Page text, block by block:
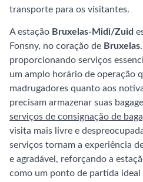
transporte para os visitantes.
A estação Bruxelas-Midi/Zuid
Fonsny, no coração de Bruxelas
proporcionando serviços
um amplo horário de operação
madrugadores quanto aos
precisam armazenar suas
serviços de consignação de
visita mais livre e
serviços tornam a experiência
e agradável, reforçando a
como um ponto de partida ideal